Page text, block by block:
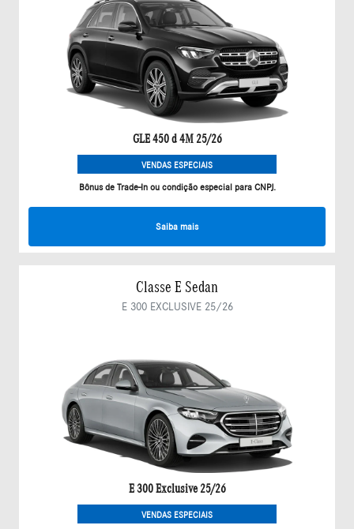
GLE 450 d 4M 25/26
VENDAS ESPECIAIS
Bônus de Trade-In ou condição especial para CNPJ.
Saiba mais
Classe E Sedan
E 300 EXCLUSIVE 25/26
E 300 Exclusive 25/26
VENDAS ESPECIAIS